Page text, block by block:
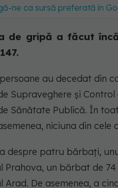
ne ca sursă preferată în
de gripă a făcut
au decedat din
Supraveghere şi
Sănătate Publică. În
niciuna din
despre patru bărbați,
Prahova, un bărbat de
Arad. De asemenea, a